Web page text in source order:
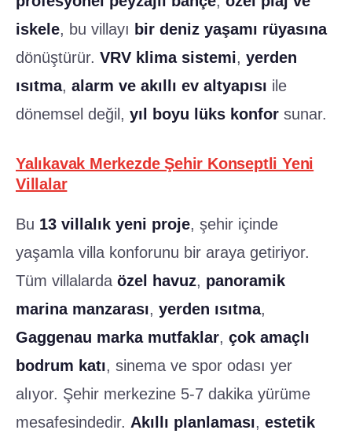
iskele, bu villayı bir deniz yaşamı rüyasına
dönüştürür. VRV klima sistemi, yerden
ısıtma, alarm ve akıllı ev altyapısı ile
dönemsel değil, yıl boyu lüks konfor sunar.
Yalıkavak Merkezde Şehir Konseptli Yeni
Villalar
Bu 13 villalık yeni proje, şehir içinde
yaşamla villa konforunu bir araya getiriyor.
Tüm villalarda özel havuz, panoramik
marina manzarası, yerden ısıtma,
Gaggenau marka mutfaklar, çok amaçlı
bodrum katı, sinema ve spor odası yer
alıyor. Şehir merkezine 5-7 dakika yürüme
mesafesindedir. Akıllı planlaması, estetik